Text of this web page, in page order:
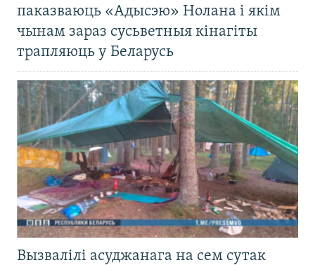
паказваюць «Адысэю» Нолана і якім
чынам зараз сусьветныя кінагіты
трапляюць у Беларусь
Вызвалілі асуджанага на сем сутак